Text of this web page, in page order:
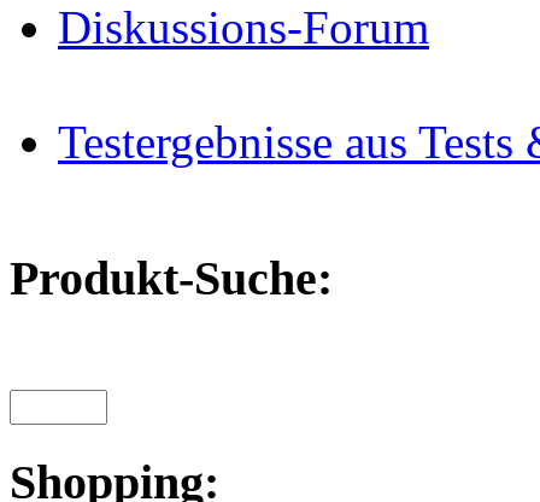
Diskussions-Forum
Testergebnisse aus
Produkt-Suche:
Shopping: